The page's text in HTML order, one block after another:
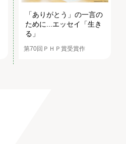
「ありがとう」の一言の
ために...エッセイ「生き
る」
第70回ＰＨＰ賞受賞作